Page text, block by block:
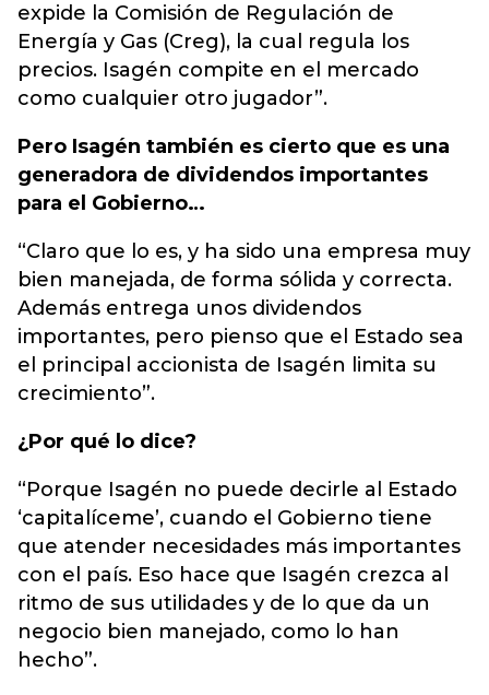
expide la Comisión de Regulación de
Energía y Gas (Creg), la cual regula los
precios. Isagén compite en el mercado
como cualquier otro jugador”.
Pero Isagén también es cierto que es una
generadora de dividendos importantes
para el Gobierno…
“Claro que lo es, y ha sido una empresa muy
bien manejada, de forma sólida y correcta.
Además entrega unos dividendos
importantes, pero pienso que el Estado sea
el principal accionista de Isagén limita su
crecimiento”.
¿Por qué lo dice?
“Porque Isagén no puede decirle al Estado
‘capitalíceme’, cuando el Gobierno tiene
que atender necesidades más importantes
con el país. Eso hace que Isagén crezca al
ritmo de sus utilidades y de lo que da un
negocio bien manejado, como lo han
hecho”.